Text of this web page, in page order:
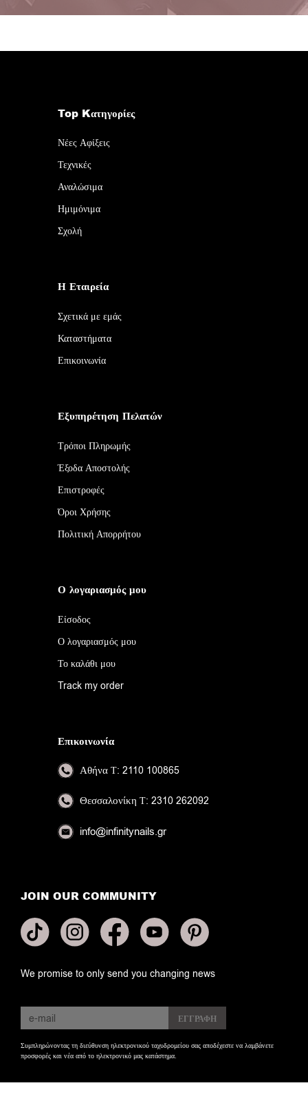
Top Kατηγορίες
Νέες Αφίξεις
Τεχνικές
Αναλώσιμα
Ημιμόνιμα
Σχολή
Η Εταιρεία
Σχετικά με εμάς
Καταστήματα
Επικοινωνία
Εξυπηρέτηση Πελατών
Τρόποι Πληρωμής
Έξοδα Αποστολής
Επιστροφές
Όροι Χρήσης
Πολιτική Απορρήτου
Ο λογαριασμός μου
Είσοδος
Ο λογαριασμός μου
Το καλάθι μου
Track my order
Επικοινωνία
ΑθήναΤ: 2110 100865
ΘεσσαλονίκηΤ: 2310 262092
info@infinitynails.gr
JOIN OUR COMMUNITY
We promise to only send you changing news
Συμπληρώνοντας τη διεύθυνση ηλεκτρονικού ταχυδρομείου σας αποδέχεστε να λαμβάνετε
προσφορές και νέα από το ηλεκτρονικό μας κατάστημα.